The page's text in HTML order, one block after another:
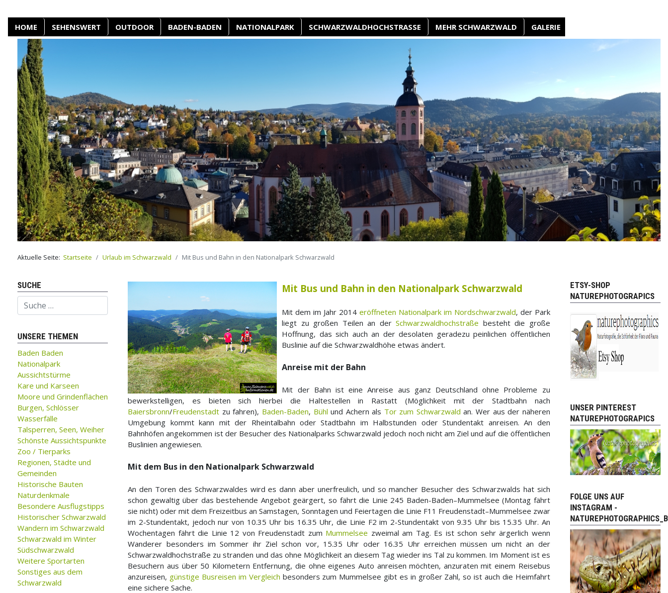
HOME SEHENSWERT OUTDOOR BADEN-BADEN NATIONALPARK SCHWARZWALDHOCHSTRASSE MEHR SCHWARZWALD GALERIE
Aktuelle Seite: Startseite Urlaub im Schwarzwald Mit Bus und Bahn in den Nationalpark Schwarzwald
SUCHE
Suchen
UNSERE THEMEN
Baden Baden
Nationalpark
Aussichtstürme
Kare und Karseen
Moore und Grindenflächen
Burgen, Schlösser
Wasserfälle
Talsperren, Seen, Weiher
Schönste Aussichtspunkte
Zoo / Tierparks
Regionen, Städte und
Gemeinden
Historische Bauten
Naturdenkmale
Besondere Ausflugstipps
Historischer Schwarzwald
Wandern im Schwarzwald
Schwarzwald im Winter
Südschwarzwald
Weitere Sportarten
Sonstiges aus dem
Schwarzwald
Mit Bus und Bahn in den Nationalpark Schwarzwald
Mit dem im Jahr 2014 eröffneten Nationalpark im Nordschwarzwald, der Park
liegt zu großen Teilen an derSchwarzwaldhochstraße besteht die große
Hoffnung, das sich auch an der desolaten geradezu peinlichen öffentlichen
Buslinie auf die Schwarzwaldhöhe etwas ändert.
Anreise mit der Bahn
Mit der Bahn ist eine Anreise aus ganz Deutschland ohne Probleme zu
bewerkstelligen, es bieten sich hierbei die Haltestellen in Rastatt (Möglichkeit mit der Stadtbahn nach
Baiersbronn/Freudenstadt zu fahren), Baden-Baden, Bühl und Achern als Tor zum Schwarzwald an. Wer aus der näheren
Umgebung kommt kann mit der Rheintalbahn oder Stadtbahn im Halbstunden oder Stundentakt anreisen. An den
Bahnhöfen angekommen ist der Besucher des Nationalparks Schwarzwald jedoch noch nicht am Ziel und auf die öffentlichen
Buslinien angewiesen.
Mit dem Bus in den Nationalpark Schwarzwald
An den Toren des Schwarzwaldes wird es dann aber unerfreulich, und so mancher Besucher des Schwarzwalds hat sich
schon gewaltig über das bestehende Angebot geärgert, so fährt die Linie 245 Baden-Baden–Mummelsee (Montag fährt
sie nicht) oder mit dem Freizeitbus an Samstagen, Sonntagen und Feiertagen die Linie F11 Freudenstadt–Mummelsee zwar
im 2-Stundentakt, jedoch nur von 10.35 Uhr bis 16.35 Uhr, die Linie F2 im 2-Stundentakt von 9.35 Uhr bis 15.35 Uhr. An
Wochentagen fährt die Linie 12 von Freudenstadt zum Mummelsee zweimal am Tag. Es ist schon sehr ärgerlich wenn
Wanderer besonders im Sommer ihr Ziel schon vor, 15.35 Uhr oder 16.35 Uhr erreichen müssen um nicht an der
Schwarzwaldhochstraße zu stranden und das ohne Möglichkeit an diesem Tag wieder ins Tal zu kommen. Im Moment ist es
Besuchern aus über 50 Kilometern Entfernung, die ohne eigenes Auto anreisen möchten, anzuraten mit einem Reisebus
anzureisen, günstige Busreisen im Vergleich besonders zum Mummelsee gibt es in großer Zahl, so ist auch die Heimfahrt
eine sichere Sache.
ETSY-SHOP
NATUREPHOTOGRAPICS
UNSER PINTEREST
NATUREPHOTOGRAPICS
FOLGE UNS AUF
INSTAGRAM -